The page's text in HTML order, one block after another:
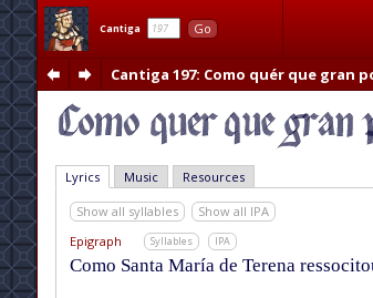
Cantiga Go
Cantiga 197: Como quér que gran
Lyrics Music Resources
Show all syllables
Show all IPA
Epigraph
Syllables IPA
Como Santa María de Terena